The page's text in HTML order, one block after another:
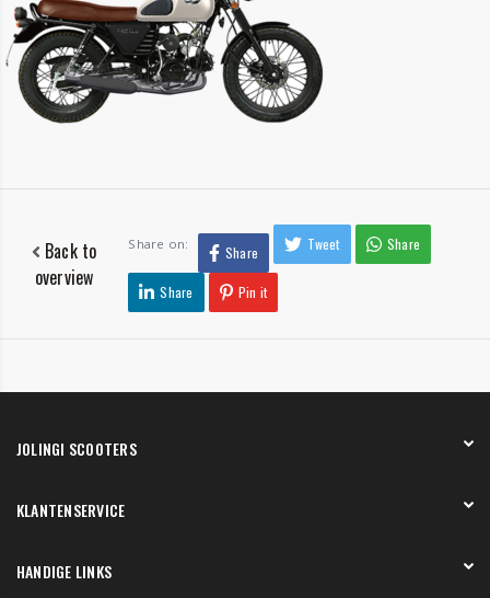
Back to
overview
Share on: Share Tweet Share
Share Pin it
JOLINGI SCOOTERS
Onze showroom
KLANTENSERVICE
Verzending en bezorging
HANDIGE LINKS